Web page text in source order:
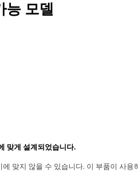
능 모델
맞게 설계되었습니다.
맞지 않을 수 있습니다. 이 부품이 사